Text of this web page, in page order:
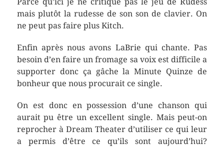
Parce qu’ici je ne critique pas le jeu de Rudess
mais plutôt la rudesse de son son de clavier. On
ne peut pas faire plus Kitch.
Enfin après nous avons LaBrie qui chante. Pas
besoin d’en faire un fromage sa voix est difficile a
supporter donc ça gâche la Minute Quinze de
bonheur que nous procurait ce single.
On est donc en possession d’une chanson qui
aurait pu être un excellent single. Mais peut-on
reprocher à Dream Theater d’utiliser ce qui leur
a permis d’être ce qu’ils sont aujourd’hui?